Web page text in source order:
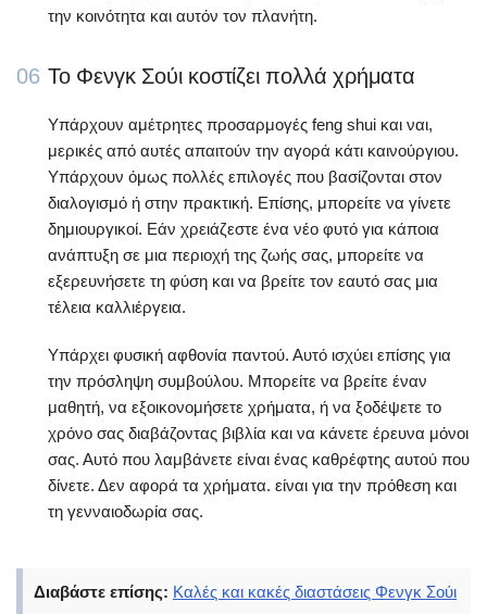
την κοινότητα και αυτόν τον πλανήτη.
06 Το Φενγκ Σούι κοστίζει πολλά χρήματα
Υπάρχουν αμέτρητες προσαρμογές feng shui και ναι,
μερικές από αυτές απαιτούν την αγορά κάτι καινούργιου.
Υπάρχουν όμως πολλές επιλογές που βασίζονται στον
διαλογισμό ή στην πρακτική. Επίσης, μπορείτε να γίνετε
δημιουργικοί. Εάν χρειάζεστε ένα νέο φυτό για κάποια
ανάπτυξη σε μια περιοχή της ζωής σας, μπορείτε να
εξερευνήσετε τη φύση και να βρείτε τον εαυτό σας μια
τέλεια καλλιέργεια.
Υπάρχει φυσική αφθονία παντού. Αυτό ισχύει επίσης για
την πρόσληψη συμβούλου. Μπορείτε να βρείτε έναν
μαθητή, να εξοικονομήσετε χρήματα, ή να ξοδέψετε το
χρόνο σας διαβάζοντας βιβλία και να κάνετε έρευνα μόνοι
σας. Αυτό που λαμβάνετε είναι ένας καθρέφτης αυτού που
δίνετε. Δεν αφορά τα χρήματα. είναι για την πρόθεση και
τη γενναιοδωρία σας.
Διαβάστε επίσης: Καλές και κακές διαστάσεις Φενγκ Σούι